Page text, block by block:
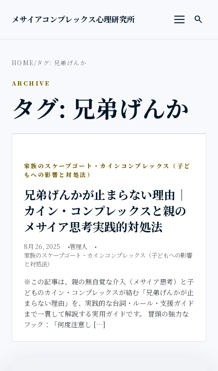
メサイアコンプレックス心理研究所
メニュー
検索を
search
HOME/タグ: 兄弟げんか
ARCHIVE
タグ: 兄弟げんか
家族のスケープゴート・カインコンプレックス（子ど
もへの影響と対処法）
兄弟げんかが止まらない理由｜
カイン・コンプレックスと親の
メサイア思考実践的対処法
8月 26, 2025
管理人
家族のスケープゴート・カインコンプレックス（子どもへの影響
と対処法）
※この記事は、親の無自覚な介入（メサイア思考）と子
どものカイン・コンプレックスが絡む「兄弟げんかが止
まらない理由」を、実践的な台詞・ルール・支援ガイド
まで一貫して解説する実用ガイドです。 冒頭の強力な
フック：「何度注意し […]